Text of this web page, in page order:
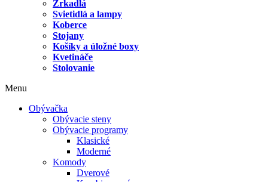
Zrkadlá
Svietidlá a lampy
Koberce
Stojany
Košíky a úložné boxy
Kvetináče
Stolovanie
Menu
Obývačka
Obývacie steny
Obývacie programy
Klasické
Moderné
Komody
Dverové